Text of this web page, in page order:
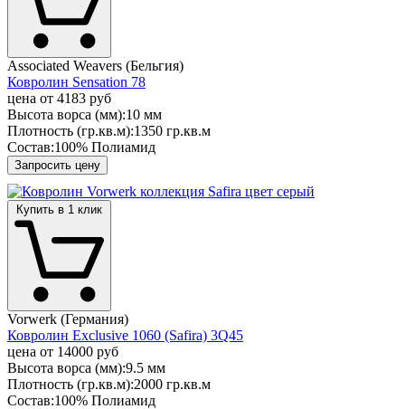
Associated Weavers (Бельгия)
Ковролин Sensation 78
цена от 4183 руб
Высота ворса (мм):10 мм
Плотность (гр.кв.м):1350 гр.кв.м
Состав:100% Полиамид
Запросить цену
Купить в 1 клик
Vorwerk (Германия)
Ковролин Exclusive 1060 (Safira) 3Q45
цена от 14000 руб
Высота ворса (мм):9.5 мм
Плотность (гр.кв.м):2000 гр.кв.м
Состав:100% Полиамид